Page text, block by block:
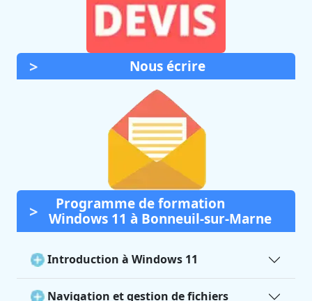
Nous écrire
Programme de formation
Windows 11 à Bonneuil-sur-Marne
Introduction à Windows 11
Navigation et gestion de fichiers